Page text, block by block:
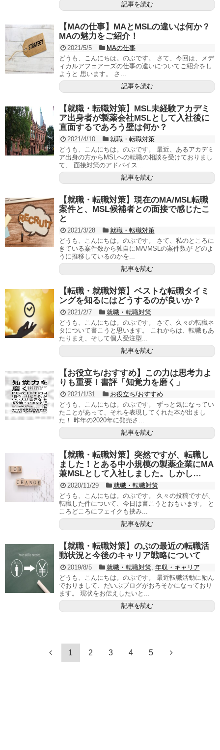
記事を読む
【MAの仕事】MAとMSLの違いは何か？
MAの魅力をご紹介！
2021/5/5
MAの仕事
どうも、こんにちは。のぶです。 さて、今回は、メデ
ィカルアフェアーズの仕事の違いについてご紹介をし
ようと 思います。 さ...
記事を読む
【就職・転職対策】MSL未経験アカデミ
ア出身者が製薬会社MSLとして入社後に
直面するであろう壁は何か？
2021/4/10
就職・転職対策
どうも、こんにちは。のぶです。 最近、あるアカデミ
ア出身の方からMSLへの転職の相談を受けておりまし
て、 面接対策のアドバイス...
記事を読む
【就職・転職対策】現在のMA/MSL転職
案件と、MSL候補者との面接で感じたこ
と
2021/3/28
就職・転職対策
どうも、こんにちは。のぶです。 さて、私のところに
きている案件数から独自にMA/MSLの案件数が どのよ
うに推移しているのかを...
記事を読む
【転職・就職対策】ベストな転職タイミ
ングを知るにはどうするのが良いか？
2021/2/7
就職・転職対策
どうも、こんにちは。のぶです。 さて、久々の転職ネ
タについて書こうと思います。 これからは、転職もあ
たりまえ、そして個人受注型...
記事を読む
【お役立ち/おすすめ】この力は思考力よ
りも重要！書評「知覚力を磨く」
2021/1/31
お役立ち/おすすめ
どうも、こんにちは。のぶです。 ずっと気になってい
たことがあって、それを表現してくれた本が出まし
た！ 昨年の2020年に発売さ...
記事を読む
【就職・転職対策】突然ですが、転職し
ました！とある中小規模の製薬企業にMA
兼MSLとして入社しました。しかし…
2020/11/29
就職・転職対策
どうも、こんにちは。のぶです。 久々の投稿ですが、
転職した件について、今日は書こうとおもいます。 と
ころどころにフェイクも挟み...
記事を読む
【就職・転職対策】のぶの最近の転職活
動状況と今後のキャリア戦略について
2019/8/5 就職・転職対策, 年収・キャリア
どうも、こんにちは。のぶです。 最近転職活動に励ん
でおりまして、だいぶブログがおろそかになっており
ます。 現状をお伝えしたいと...
記事を読む
1 2 3 4 5